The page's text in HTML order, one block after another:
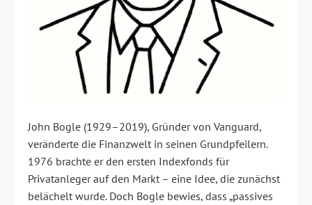
John Bogle (1929–2019), Gründer von Vanguard,
veränderte die Finanzwelt in seinen Grundpfeilern.
1976 brachte er den ersten Indexfonds für
Privatanleger auf den Markt – eine Idee, die zunächst
belächelt wurde. Doch Bogle bewies, dass „passives